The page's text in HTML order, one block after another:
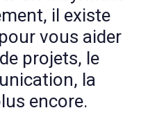
il existe
vous aider
projets, le
la
encore.